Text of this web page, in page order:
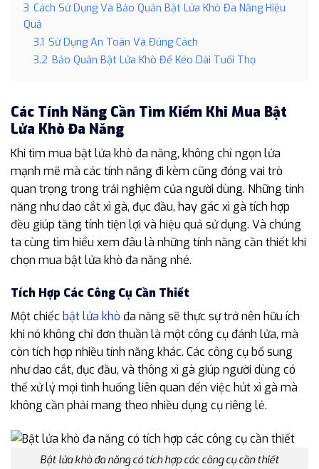
3 Cách Sử Dụng Và Bảo Quản Bật Lửa Khò Đa Năng Hiệu
Quả
3.1 Sử Dụng An Toàn Và Đúng Cách
3.2 Bảo Quản Bật Lửa Khò Để Kéo Dài Tuổi Thọ
Các Tính Năng Cần Tìm Kiếm Khi Mua Bật
Lửa Khò Đa Năng
Khi tìm mua bật lửa khò đa năng, không chỉ ngọn lửa
mạnh mẽ mà các tính năng đi kèm cũng đóng vai trò
quan trọng trong trải nghiệm của người dùng. Những tính
năng như dao cắt xì gà, đục đầu, hay gác xì gà tích hợp
đều giúp tăng tính tiện lợi và hiệu quả sử dụng. Và chúng
ta cùng tìm hiểu xem đâu là những tính năng cần thiết khi
chọn mua bật lửa khò đa năng nhé.
Tích Hợp Các Công Cụ Cần Thiết
Một chiếcbật lửa khò đa năng sẽ thực sự trở nên hữu ích
khi nó không chỉ đơn thuần là một công cụ đánh lửa, mà
còn tích hợp nhiều tính năng khác. Các công cụ bổ sung
như dao cắt, đục đầu, và thông xì gà giúp người dùng có
thể xử lý mọi tình huống liên quan đến việc hút xì gà mà
không cần phải mang theo nhiều dụng cụ riêng lẻ.
Bật lửa khò đa năng có tích hợp các công cụ cần thiết